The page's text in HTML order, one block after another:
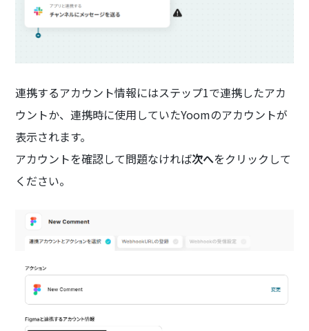
連携するアカウント情報にはステップ1で連携したアカ
ウントか、連携時に使用していたYoomのアカウントが
表示されます。
アカウントを確認して問題なければ次へをクリックして
ください。